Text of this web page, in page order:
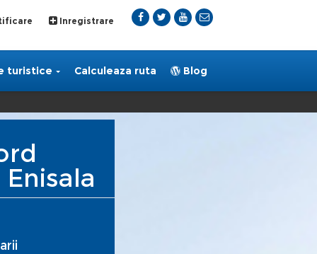
Inregistrare
turistice Calculeaza ruta Blog